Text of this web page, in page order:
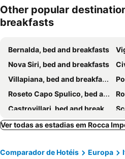
Other popular
breakfasts
Bernalda, bed and breakfasts
Nova Siri, bed and breakfasts
Villapiana, bed and breakfasts
Roseto Capo Spulico, bed and breakfasts
Castrovillari, bed and breakfasts
Frascineto, bed and breakfasts
Trebisacce, bed and breakfasts
Ver todas as estadias em Rocca
Comparador de Hotéis Europa